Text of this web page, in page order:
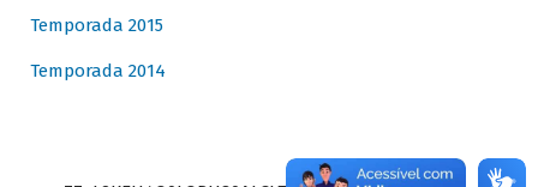
Temporada 2015
Temporada 2014